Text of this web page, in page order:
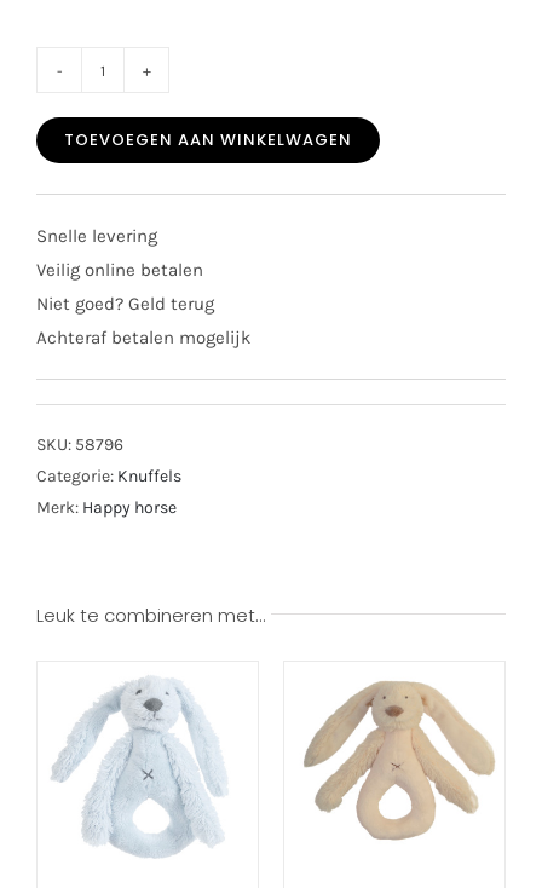
horse
TOEVOEGEN AAN WINKELWAGEN
Snelle levering
Veilig online betalen
Niet goed? Geld terug
Achteraf betalen mogelijk
SKU: 58796
Categorie: Knuffels
Merk: Happy horse
Leuk te combineren met…